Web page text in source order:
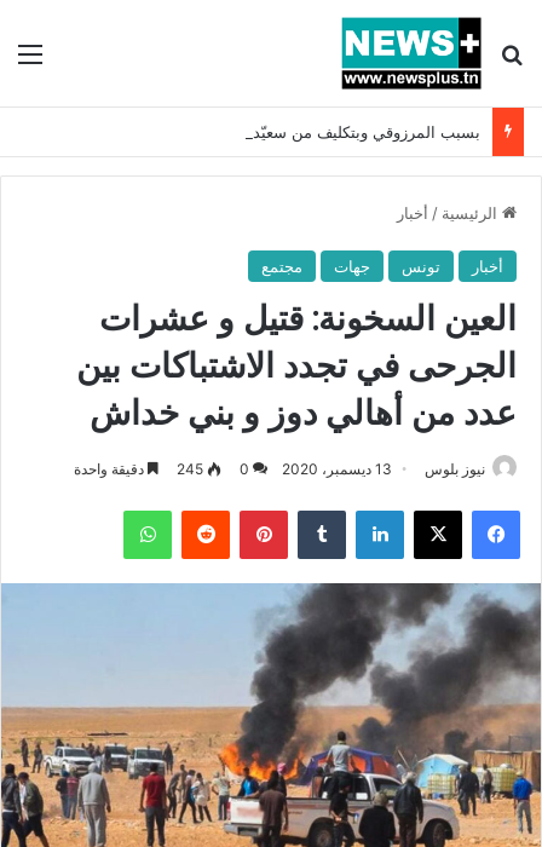
بحث عن
الرئيسية / أخبار
أخبار تونس جهات مجتمع
العين السخونة: قتيل و عشرات
الجرحى في تجدد الاشتباكات بين
عدد من أهالي دوز و بني خداش
نيوز بلوس 13 ديسمبر، 2020 0
245 دقيقة واحدة
فيسبوك X لينكدإن بينتيريست واتساب